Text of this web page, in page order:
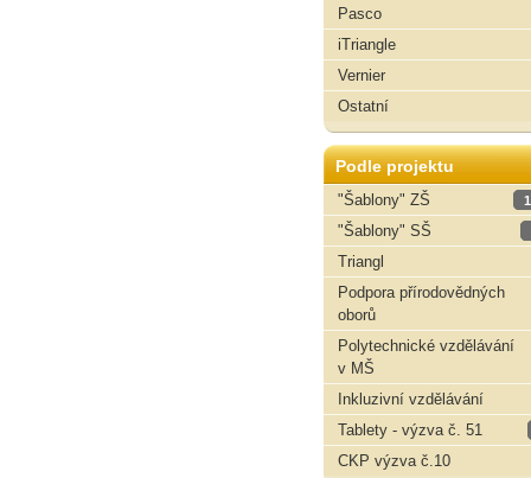
Pasco
iTriangle
Vernier
Ostatní
Podle projektu
"Šablony" ZŠ
"Šablony" SŠ
Triangl
Podpora přírodovědných
oborů
Polytechnické vzdělávání
v MŠ
Inkluzivní vzdělávání
Tablety - výzva č. 51
CKP výzva č.10